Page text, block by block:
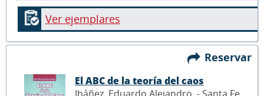
Ver ejemplares
Reservar
El ABC de la teoría del caos